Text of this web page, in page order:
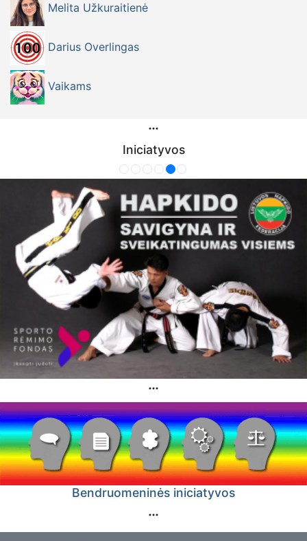
Melita Užkuraitienė
Darius Overlingas
Vaikams
Iniciatyvos
Bendruomeninės iniciatyvos